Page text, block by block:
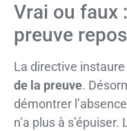
Vrai ou faux
preuve
La directive instaure
de la preuve.
démontrer
n’a plus à